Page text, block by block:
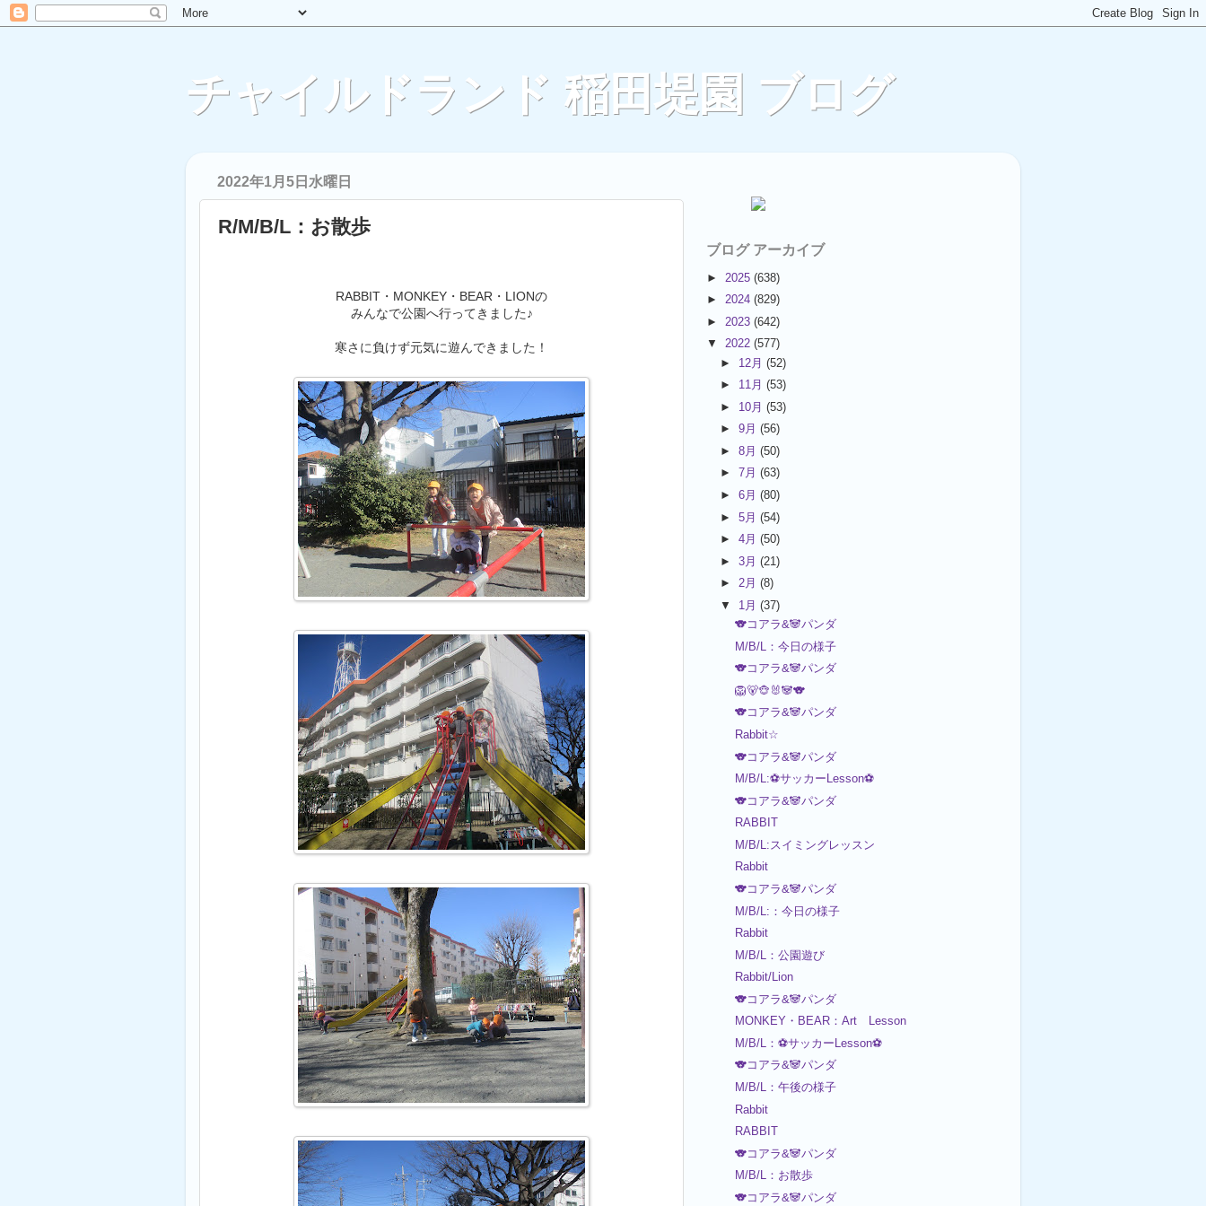
チャイルドランド 稲田堤園 ブログ
2022年1月5日水曜日
R/M/B/L：お散歩
RABBIT・MONKEY・BEAR・LIONの
みんなで公園へ行ってきました♪
寒さに負けず元気に遊んできました！
ブログ アーカイブ
► 2025 (638)
► 2024 (829)
► 2023 (642)
▼ 2022 (577)
► 12月(52)
► 11月(53)
► 10月(53)
►9月(56)
►8月(50)
►7月(63)
►6月(80)
►5月(54)
►4月(50)
►3月(21)
►2月(8)
▼ 1月(37)
🐨コアラ&🐼パンダ
M/B/L：今日の様子
🐨コアラ&🐼パンダ
🦁🐻🐵🐰🐼🐨
🐨コアラ&🐼パンダ
Rabbit☆
🐨コアラ&🐼パンダ
M/B/L:⚽サッカーLesson⚽
🐨コアラ&🐼パンダ
RABBIT
M/B/L:スイミングレッスン
Rabbit
🐨コアラ&🐼パンダ
M/B/L:：今日の様子
Rabbit
M/B/L：公園遊び
Rabbit/Lion
🐨コアラ&🐼パンダ
MONKEY・BEAR：Art Lesson
M/B/L：⚽サッカーLesson⚽
🐨コアラ&🐼パンダ
M/B/L：午後の様子
Rabbit
RABBIT
🐨コアラ&🐼パンダ
M/B/L：お散歩
🐨コアラ&🐼パンダ